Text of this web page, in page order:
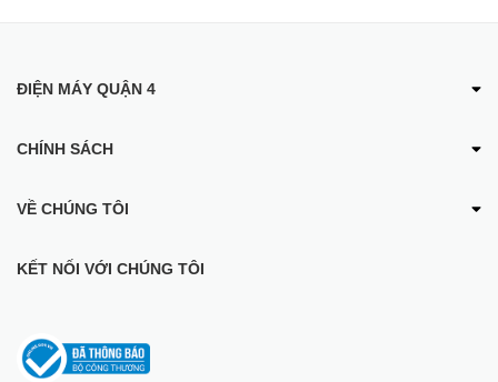
ĐIỆN MÁY QUẬN 4
CHÍNH SÁCH
VỀ CHÚNG TÔI
KẾT NỐI VỚI CHÚNG TÔI